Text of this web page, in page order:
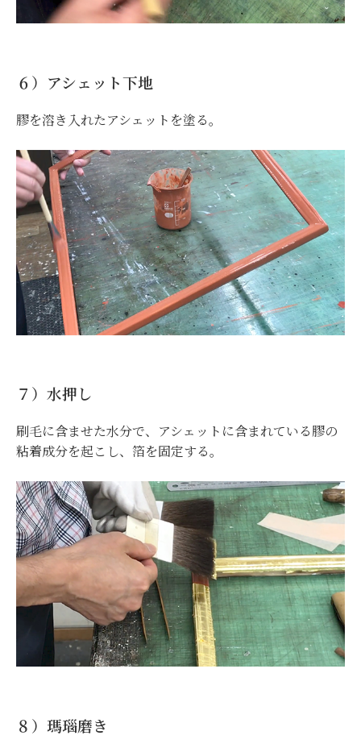
６）アシェット下地
膠を溶き入れたアシェットを塗る。
７）水押し
刷毛に含ませた水分で、アシェットに含まれている膠の
粘着成分を起こし、箔を固定する。
８）瑪瑙磨き